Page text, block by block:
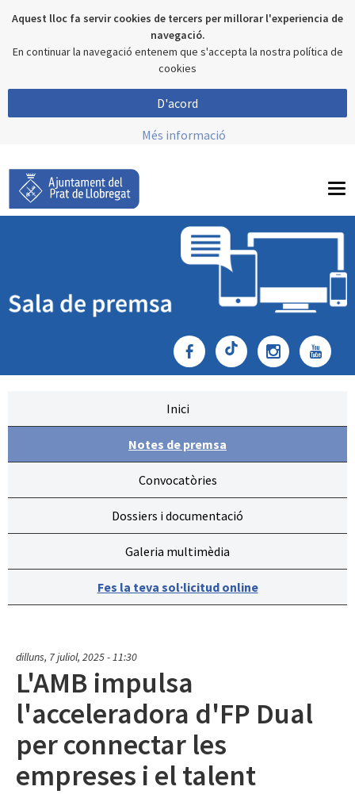
Aquest lloc fa servir cookies de tercers per millorar l'experiencia de
navegació.
En continuar la navegació entenem que s'accepta la nostra política de
cookies
D'acord
Més informació
Inici
Notes de premsa
Convocatòries
Dossiers i documentació
Galeria multimèdia
Fes la teva sol·licitud online
dilluns, 7 juliol, 2025 - 11:30
L'AMB impulsa
l'acceleradora d'FP Dual
per connectar les
empreses i el talent